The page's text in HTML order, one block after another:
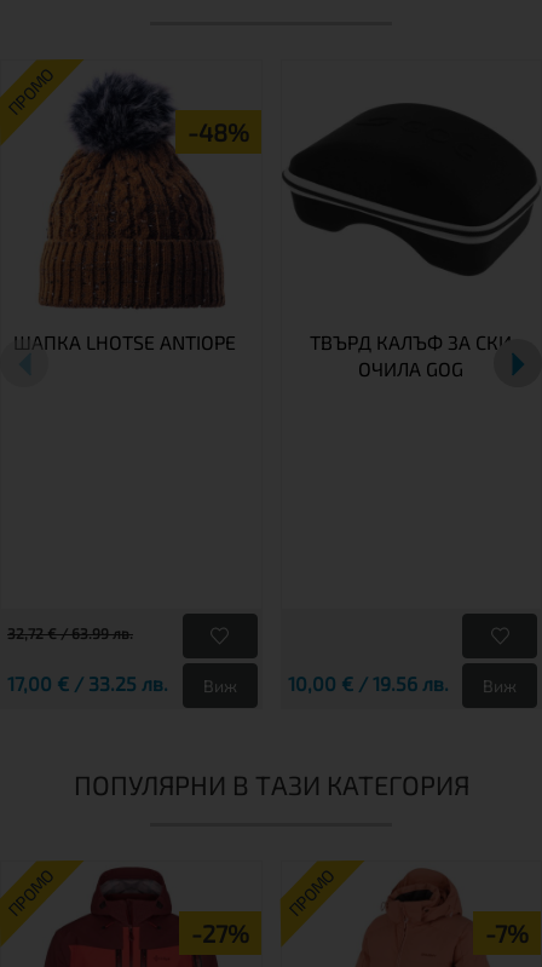
ПРОМО
-48%
ШАПКА LHOTSE ANTIOPE
32,72 € / 63.99 лв.
17,00 € / 33.25 лв. Виж
ТВЪРД КАЛЪФ ЗА СКИ
ОЧИЛА GOG
10,00 € / 19.56 лв. Виж
ПОПУЛЯРНИ В ТАЗИ КАТЕГОРИЯ
ПРОМО
-27%
ПРОМО
-7%